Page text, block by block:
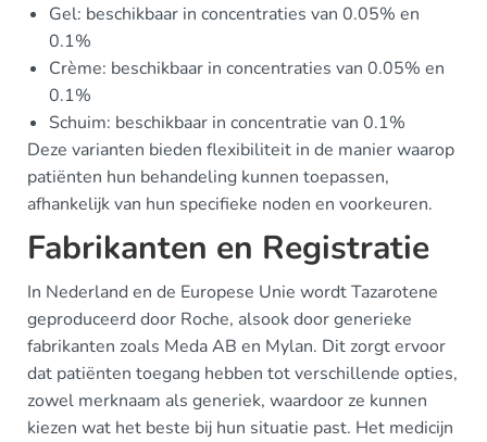
Gel: beschikbaar in concentraties van 0.05% en
0.1%
Crème: beschikbaar in concentraties van 0.05% en
0.1%
Schuim: beschikbaar in concentratie van 0.1%
Deze varianten bieden flexibiliteit in de manier waarop
patiënten hun behandeling kunnen toepassen,
afhankelijk van hun specifieke noden en voorkeuren.
Fabrikanten en Registratie
In Nederland en de Europese Unie wordt Tazarotene
geproduceerd door Roche, alsook door generieke
fabrikanten zoals Meda AB en Mylan. Dit zorgt ervoor
dat patiënten toegang hebben tot verschillende opties,
zowel merknaam als generiek, waardoor ze kunnen
kiezen wat het beste bij hun situatie past. Het medicijn